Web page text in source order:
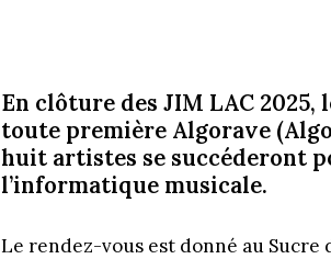
En clôture des JIM LAC 2025,
toute première Algorave
huit artistes se succéderont
l’informatique musicale.
Le rendez-vous est donné au Sucre